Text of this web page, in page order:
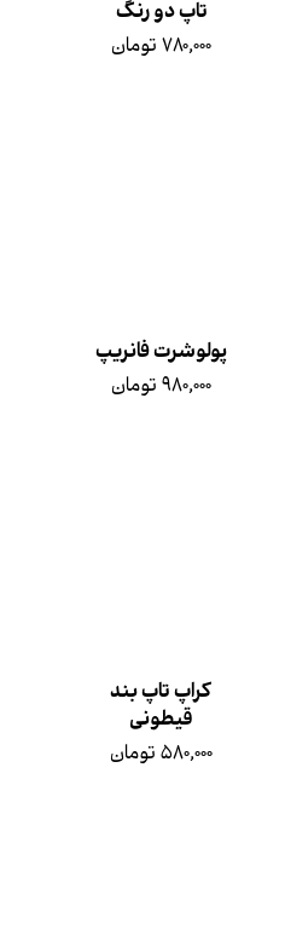
تاپ دو رنگ
۷۸۰,۰۰۰ تومان
پولوشرت فانریپ
۹۸۰,۰۰۰ تومان
کراپ تاپ بند
قیطونی
۵۸۰,۰۰۰ تومان